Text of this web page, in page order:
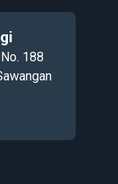
188